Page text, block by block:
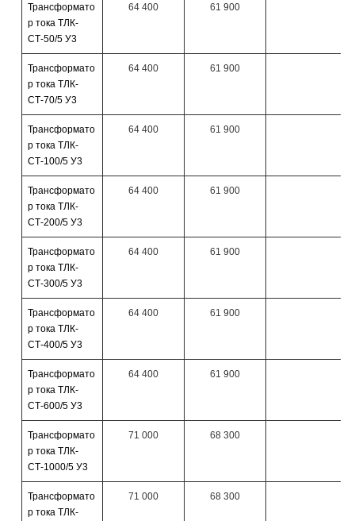
Трансформато
р тока ТЛК-
СТ-50/5 У3
64 400 61 900
Трансформато
р тока ТЛК-
СТ-70/5 У3
64 400 61 900
Трансформато
р тока ТЛК-
СТ-100/5 У3
64 400 61 900
Трансформато
р тока ТЛК-
СТ-200/5 У3
64 400 61 900
Трансформато
р тока ТЛК-
СТ-300/5 У3
64 400 61 900
Трансформато
р тока ТЛК-
СТ-400/5 У3
64 400 61 900
Трансформато
р тока ТЛК-
СТ-600/5 У3
64 400 61 900
Трансформато
р тока ТЛК-
СТ-1000/5 У3
71 000 68 300
Трансформато
р тока ТЛК-
71 000 68 300